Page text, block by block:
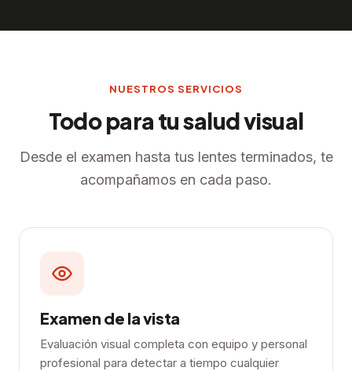
NUESTROS SERVICIOS
Todo para tu salud visual
Desde el examen hasta tus lentes terminados, te
acompañamos en cada paso.
Examen de la vista
Evaluación visual completa con equipo y personal
profesional para detectar a tiempo cualquier